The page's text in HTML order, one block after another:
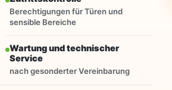
Berechtigungen für Türen und
sensible Bereiche
Wartung und technischer
Service
nach gesonderter Vereinbarung